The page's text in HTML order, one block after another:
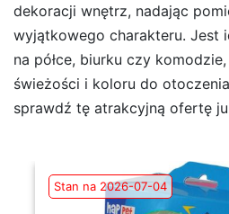
dekoracji wnętrz, nadając
wyjątkowego charakteru. Jest
na półce, biurku czy
świeżości i koloru do
sprawdź tę atrakcyjną ofertę
Stan na 2026-07-04